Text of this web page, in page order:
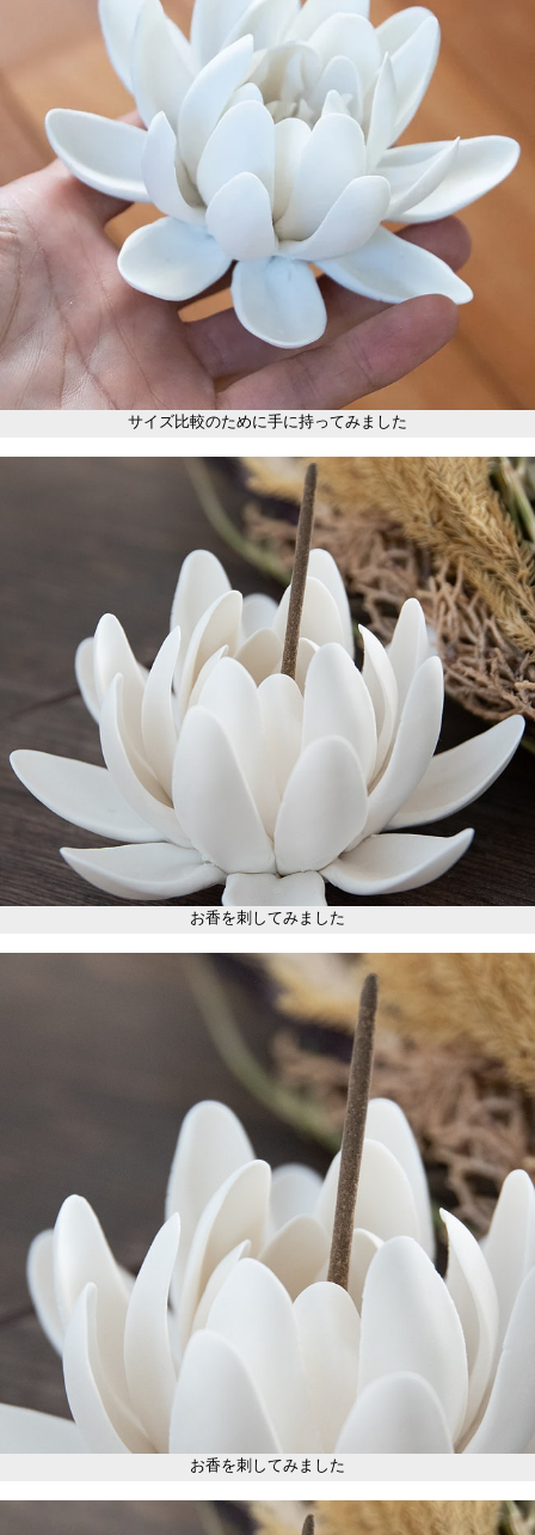
サイズ比較のために手に持ってみました
お香を刺してみました
お香を刺してみました